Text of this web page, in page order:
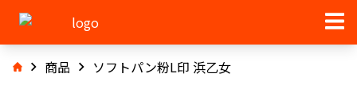
商品 ソフトパン粉L印 浜乙女